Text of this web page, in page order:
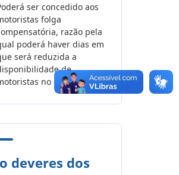
ser concedido aos
folga
razão pela
poderá haver dias em
será reduzida a
de
no Centro.
deveres dos